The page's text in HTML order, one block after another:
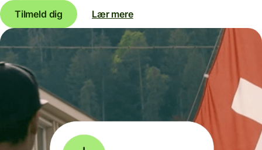
Tilmeld dig Lær mere